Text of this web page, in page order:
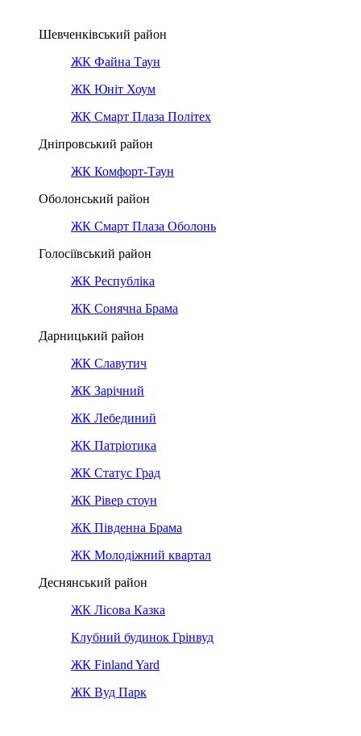
Шевченківський район
ЖК Файна Таун
ЖК Юніт Хоум
ЖК Смарт Плаза Політех
Дніпровський район
ЖК Комфорт-Таун
Оболонський район
ЖК Смарт Плаза Оболонь
Голосіївський район
ЖК Республіка
ЖК Сонячна Брама
Дарницький район
ЖК Славутич
ЖК Зарічний
ЖК Лебединий
ЖК Патріотика
ЖК Статус Град
ЖК Рівер стоун
ЖК Південна Брама
ЖК Молодіжний квартал
Деснянський район
ЖК Лісова Казка
Клубний будинок Грінвуд
ЖК Finland Yard
ЖК Вуд Парк